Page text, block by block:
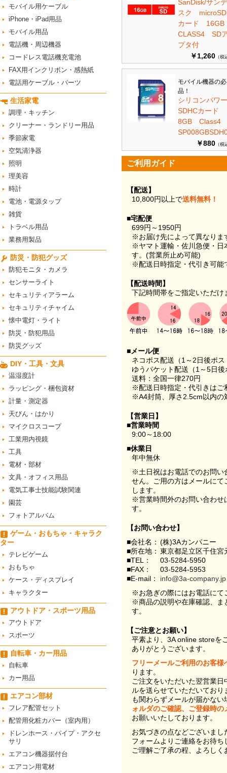
モバイル用ケーブル
iPhone・iPad用品
モバイル用品
電話機・周辺機器
コードレス電話機充電池
FAX用インクリボン・感熱紙
電話用ケーブル・パーツ
生活家電
調理・キッチン
クリーナー・ランドリー用品
季節家電
空気清浄器
照明
理美容
時計
電池・電源タップ
雑貨
トラベル用品
業務用製品
防災・防犯グッズ
防犯モニタ・カメラ
センサーライト
セキュリティアラーム
セキュリティチャイム
懐中電灯・ライト
防災・防犯用品
防災グッズ
DIY・工具・文具
温湿度計
ラッピング・梱包資材
計量・測定器
天びん・はかり
マイクロスコープ
工業用内視鏡
工具
電材・部材
文具・オフィス用品
電気工事士技能試験関連
園芸
フォトアルバム
ゲーム・おもちゃ・キャラク
ター
テレビゲーム
おもちゃ
ケース・ディスプレイ
キャラクター
アウトドア・スポーツ用品
アウトドア
スポーツ
自転車・カー用品
自転車
カー用品
エアコン部材
フレア配管セット
配管用化粧カバー（室内用）
ドレンホース・パイプ・アクセ
サリ
エアコン機器据付台
エアコン用電材
SanDisk/サン
スク
カード
CLASS4 SD
プタ付
￥1,260 （税
モバイル機器の
品！
シリコンパ
SDHCカード
8GB
￥880 （税
ご利用ガイド
【配送】
10,800円以上で送料無料！
■宅配便
699円～1950円
※お届け先によって異なりま
※ヤマト運輸・佐川急便・日
す。(営業所止め可能)
※配送日時指定・代引き可能
【配送時間】
下記時間帯をご指定いただけ
■メール便
ネコポス配送（1～2日後ポ
ゆうパケット配送（1～5日
送料：全国一律270円
※配送日時指定・代引きはご
※A4封筒、厚さ2.5cm以内の
【営業日】
■営業時間
9:00～18:00
■休業日
年中無休
※土日祝はお電話でのお問い
せん。ご用の方はメールに
します。
※営業時間外のお問い合わせ
す。
【お問い合わせ】
■会社名： (株)3Aカンパニー
■所在地： 東京都足立区千住
■TEL：
03-5284-5950
■FAX：
03-5284-5953
■E-mail：
info@3a-company.jp
※お急ぎの際にはお電話にて
※商品の説明や在庫確認、ま
す。
【ご注意とお願い】
平素より、3A online storeを
ありがとうございます。
フリーメールご利用のお客様
ります。
ご注文をいただいた翌営業
ルを送らせていただいてお
も関わらずメールが届かない
ォルダのご確認、ご登録時
お願いいたしております。
お気づきの点などございま
フォームよりご連絡をお待ち
ご理解ご了承の程、よろし